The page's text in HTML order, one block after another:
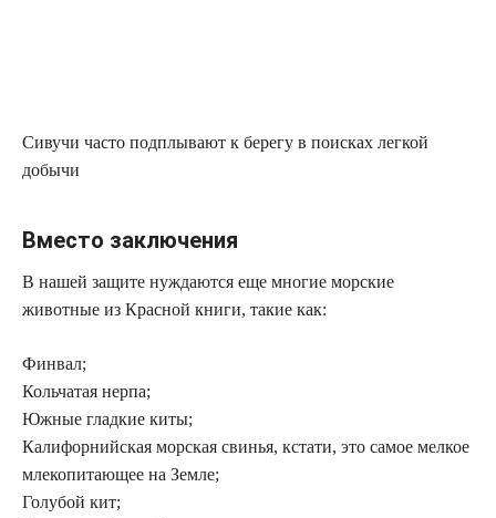
Сивучи часто подплывают к берегу в поисках легкой
добычи
Вместо заключения
В нашей защите нуждаются еще многие морские
животные из Красной книги, такие как:
Финвал;
Кольчатая нерпа;
Южные гладкие киты;
Калифорнийская морская свинья, кстати, это самое мелкое
млекопитающее на Земле;
Голубой кит;